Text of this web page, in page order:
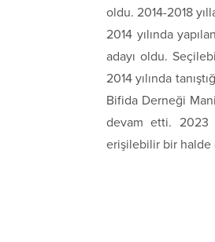
oldu. 2014-2018
2014 yılında
adayı oldu.
2014 yılında
Bifida Derneği
devam etti. 2023
erişilebilir bir halde